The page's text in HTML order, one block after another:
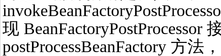
现
postProcessBeanFactory 方